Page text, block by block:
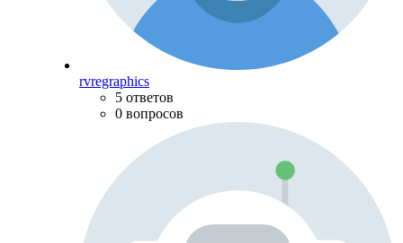
rvregraphics
5 ответов
0 вопросов